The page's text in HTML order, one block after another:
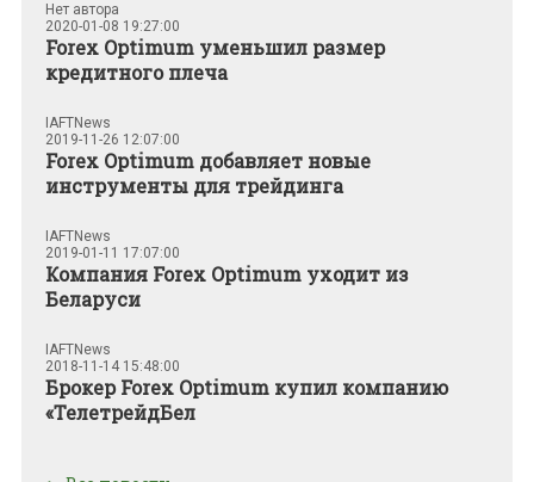
Нет автора
2020-01-08 19:27:00
Forex Optimum уменьшил размер
кредитного плеча
IAFTNews
2019-11-26 12:07:00
Forex Optimum добавляет новые
инструменты для трейдинга
IAFTNews
2019-01-11 17:07:00
Компания Forex Optimum уходит из
Беларуси
IAFTNews
2018-11-14 15:48:00
Брокер Forex Optimum купил компанию
«ТелетрейдБел